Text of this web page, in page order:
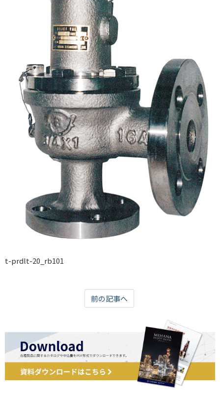
t-prdlt-20_rb101
前の記事へ